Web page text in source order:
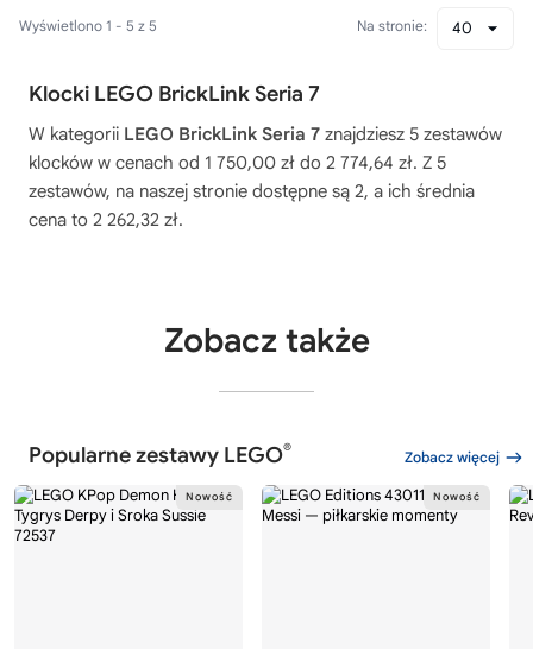
Wyświetlono 1 - 5 z 5 40
Na stronie:
Klocki LEGO BrickLink Seria 7
W kategorii LEGO BrickLink Seria 7 znajdziesz 5 zestawów
klocków w cenach od 1 750,00 zł do 2 774,64 zł. Z 5
zestawów, na naszej stronie dostępne są 2, a ich średnia
cena to 2 262,32 zł.
Zobacz także
Popularne zestawy LEGO® Zobacz więcej